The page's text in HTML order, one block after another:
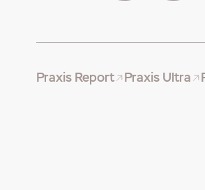
Praxis Report Praxis Ultra